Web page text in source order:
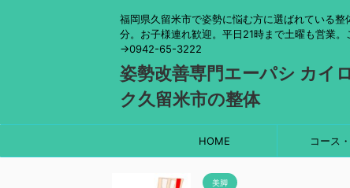
福岡県久留米市で姿勢に悩む方に選ばれている整
分。お子様連れ歓迎。平日21時まで土曜も営業
→0942-65-3222
姿勢改善専門エーパシ カイ
ク久留米市の整体
HOME コース
美脚